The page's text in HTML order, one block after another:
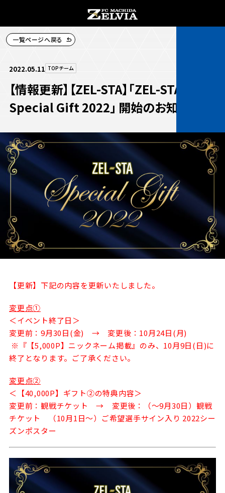
お知らせトップ
TOPチーム
試合情報
チケット
ファンクラブ
グッズ
メディア
ホームタウン活動
アカデミー
その他
試合情報
試合情報トップ
試合データ
順位表・ゴールランキング
観戦する
観戦するトップ
チケットを買う
チケット購入手順
チケット販売スケジュール
️スタジアムを知る
スタジアムアクセス
観戦方法を知る
スタジアム観戦ガイド
観戦マナー＆ルール
ビジターサポーターの皆様へ
車イスでの観戦
クラブを知る
クラブを知るトップ
ＦＣ町田ゼルビアについて
選手・スタッフ紹介
ファンクラブ
クラブゼルビスタへの入会
シーズンシート
ＦＣ町田ゼルビアをサポート
トレーニングの見学・ファンサービス
ボランティア
ＦＣ町田ゼルビアカレンダー
三輪緑山ベースを利用
三輪緑山ベースご利用案内
グッズを買う
グッズを買うトップ
オンラインストア
ユニフォーム
ホームタウン
ゼルビアアシスト募集
ゼルビアアシスト協賛企業一覧
ゼル塾
ＦＣ町田ゼルビアスポーツクラブ
パートナー
パートナートップ
パートナー企業一覧
お問い合わせ利用規約肖像権・ロゴについてプライバシ
FOLLOW
一覧ページへ戻る
2022.05.11 TOPチーム
【情報更新】【ZEL-STA】「ZEL-STA
Special Gift 2022｣ 開始のお知らせ
【更新】下記の内容を更新いたしました。
変更点①
＜イベント終了日＞
変更前：9月30日(金) → 変更後：10月24日(月)
※『【5,000P】ニックネーム掲載』のみ、10月9日(日)に
終了となります。ご了承ください。
変更点②
＜【40,000P】ギフト②の特典内容＞
変更前：観戦チケット → 変更後：（～9月30日）観戦
チケット （10月1日～）ご希望選手サイン入り 2022シー
ズンポスター